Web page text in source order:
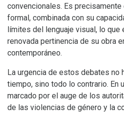
convencionales. Es
formal, combinada con su
límites del lenguaje visual, lo que
renovada pertinencia de su obra
contemporáneo.
La urgencia de estos debates no
tiempo, sino todo lo contrario. En
marcado por el auge de los
de las violencias de género y la